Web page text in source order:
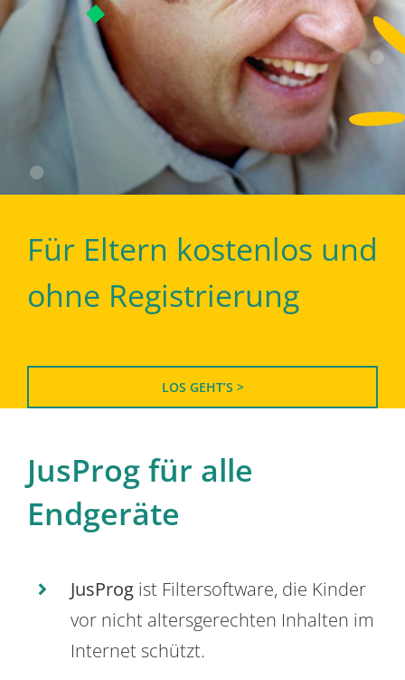
Für Eltern kostenlos und
ohne Registrierung
LOS GEHT’S >
JusProg für alle
Endgeräte
JusProg ist Filtersoftware, die Kinder
vor nicht altersgerechten Inhalten im
Internet schützt.